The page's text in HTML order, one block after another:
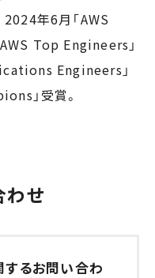
年6月「AWS
Top Engineers」
Engineers」
」受賞。
わせ
するお問い合わ